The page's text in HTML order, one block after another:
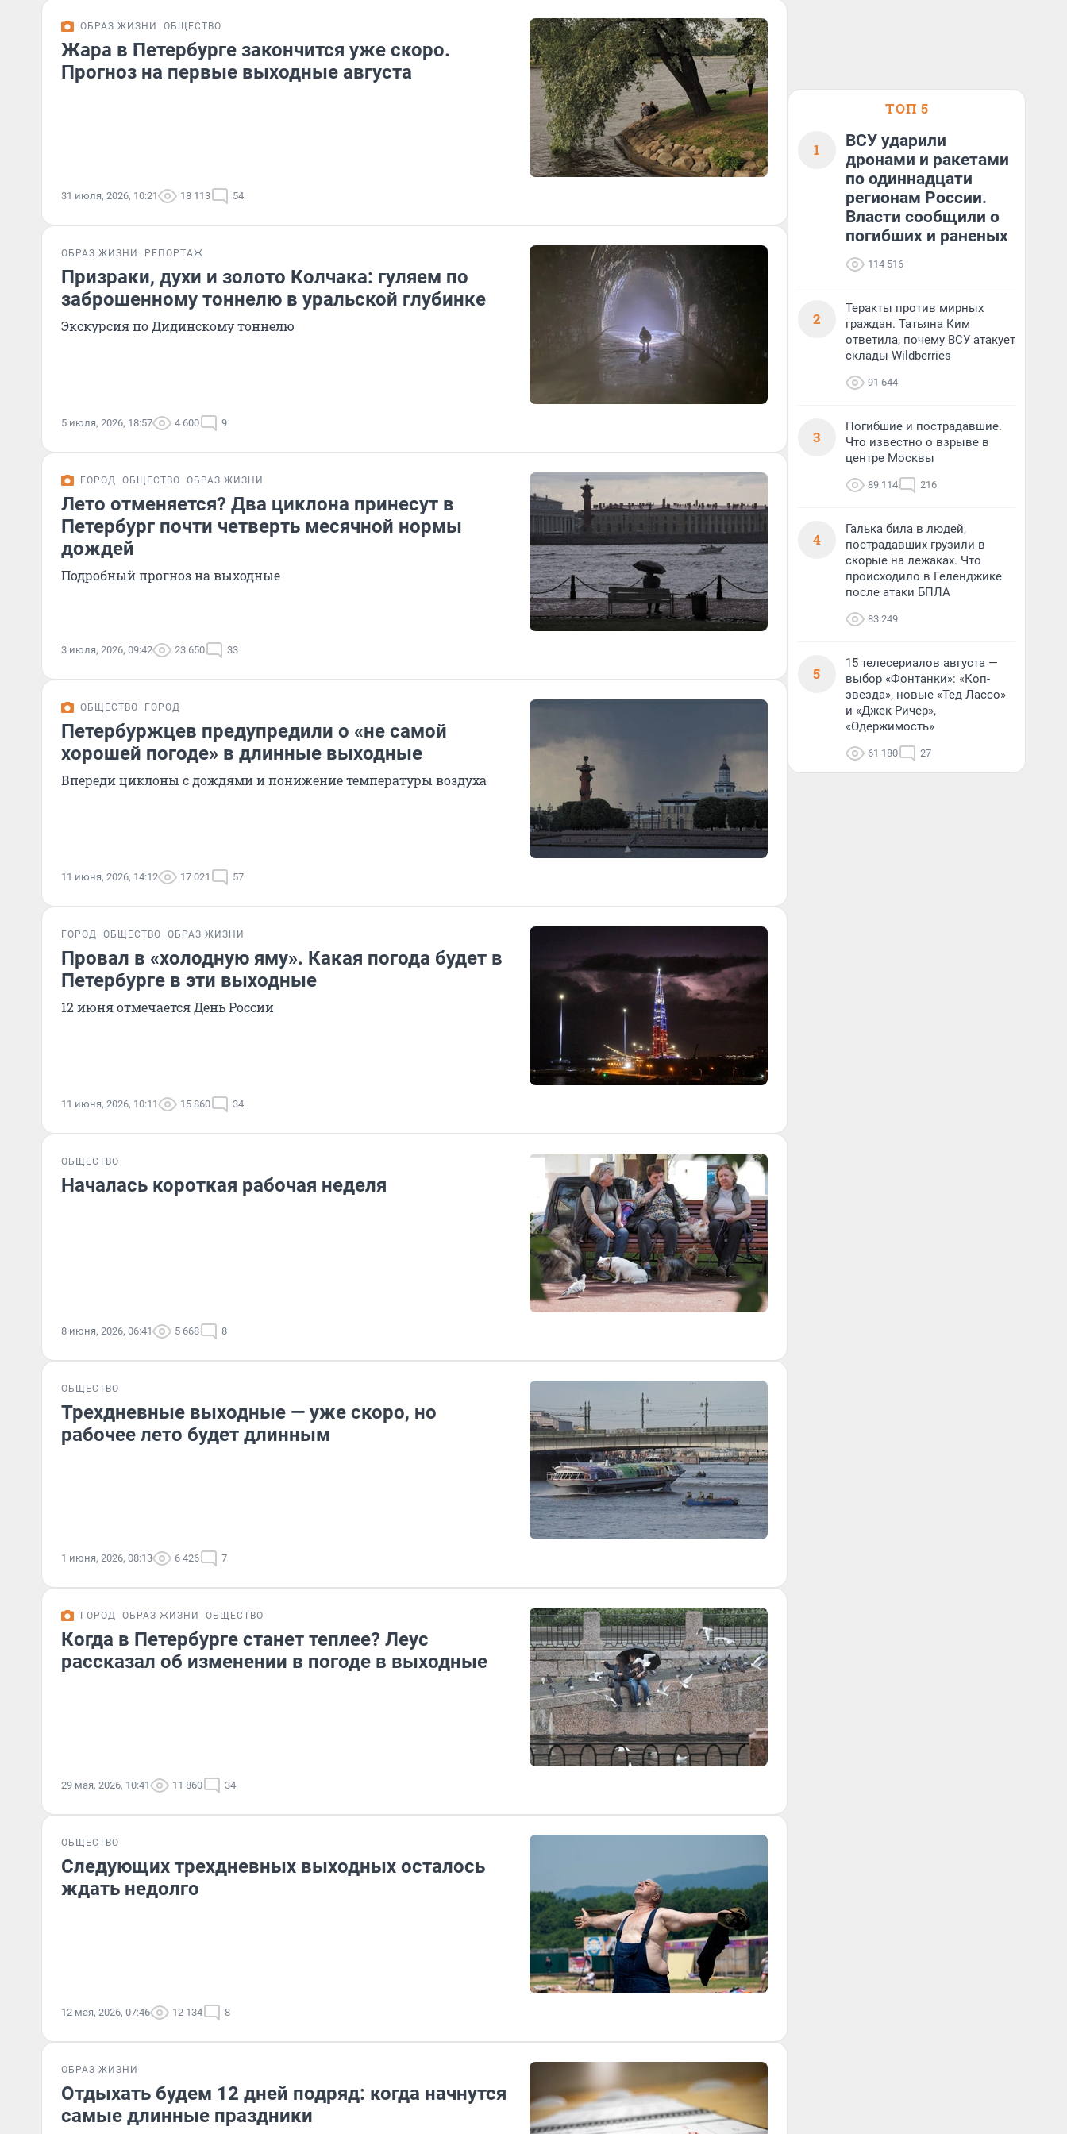
ОБРАЗ ЖИЗНИ ОБЩЕСТВО
Жара в Петербурге закончится уже скоро.
Прогноз на первые выходные августа
31 июля, 2026, 10:21 18 113 54
ОБРАЗ ЖИЗНИ РЕПОРТАЖ
Призраки, духи и золото Колчака: гуляем по
заброшенному тоннелю в уральской глубинке
Экскурсия по Дидинскому тоннелю
5 июля, 2026, 18:57 4 600 9
ГОРОД ОБЩЕСТВО ОБРАЗ ЖИЗНИ
Лето отменяется? Два циклона принесут в
Петербург почти четверть месячной нормы
дождей
Подробный прогноз на выходные
3 июля, 2026, 09:42 23 650 33
ОБЩЕСТВО ГОРОД
Петербуржцев предупредили о «не самой
хорошей погоде» в длинные выходные
Впереди циклоны с дождями и понижение температуры воздуха
11 июня, 2026, 14:12 17 021 57
ГОРОД ОБЩЕСТВО ОБРАЗ ЖИЗНИ
Провал в «холодную яму». Какая погода будет в
Петербурге в эти выходные
12 июня отмечается День России
11 июня, 2026, 10:11 15 860 34
ОБЩЕСТВО
Началась короткая рабочая неделя
8 июня, 2026, 06:41 5 668 8
ОБЩЕСТВО
Трехдневные выходные — уже скоро, но
рабочее лето будет длинным
1 июня, 2026, 08:13 6 426 7
ГОРОД ОБРАЗ ЖИЗНИ ОБЩЕСТВО
Когда в Петербурге станет теплее? Леус
рассказал об изменении в погоде в выходные
29 мая, 2026, 10:41 11 860 34
ОБЩЕСТВО
Следующих трехдневных выходных осталось
ждать недолго
12 мая, 2026, 07:46 12 134 8
ОБРАЗ ЖИЗНИ
Отдыхать будем 12 дней подряд: когда начнутся
самые длинные праздники
ТОП 5
1
ВСУ ударили
дронами и ракетами
по одиннадцати
регионам России.
Власти сообщили о
погибших и раненых
114 516
2
Теракты против мирных
граждан. Татьяна Ким
ответила, почему ВСУ атакует
склады Wildberries
91 644
3
Погибшие и пострадавшие.
Что известно о взрыве в
центре Москвы
89 114 216
4
Галька била в людей,
пострадавших грузили в
скорые на лежаках. Что
происходило в Геленджике
после атаки БПЛА
83 249
5
15 телесериалов августа —
выбор «Фонтанки»: «Коп-
звезда», новые «Тед Лассо»
и «Джек Ричер»,
«Одержимость»
61 180 27